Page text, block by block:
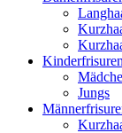
Kinderfrisuren
Jungs